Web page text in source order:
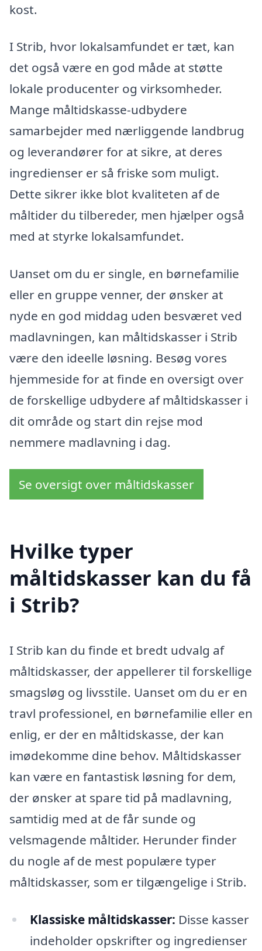
kost.
I Strib, hvor lokalsamfundet er tæt, kan
det også være en god måde at støtte
lokale producenter og virksomheder.
Mange måltidskasse-udbydere
samarbejder med nærliggende landbrug
og leverandører for at sikre, at deres
ingredienser er så friske som muligt.
Dette sikrer ikke blot kvaliteten af de
måltider du tilbereder, men hjælper også
med at styrke lokalsamfundet.
Uanset om du er single, en børnefamilie
eller en gruppe venner, der ønsker at
nyde en god middag uden besværet ved
madlavningen, kan måltidskasser i Strib
være den ideelle løsning. Besøg vores
hjemmeside for at finde en oversigt over
de forskellige udbydere af måltidskasser i
dit område og start din rejse mod
nemmere madlavning i dag.
Se oversigt over måltidskasser
Hvilke typer
måltidskasser kan du få
i Strib?
I Strib kan du finde et bredt udvalg af
måltidskasser, der appellerer til forskellige
smagsløg og livsstile. Uanset om du er en
travl professionel, en børnefamilie eller en
enlig, er der en måltidskasse, der kan
imødekomme dine behov. Måltidskasser
kan være en fantastisk løsning for dem,
der ønsker at spare tid på madlavning,
samtidig med at de får sunde og
velsmagende måltider. Herunder finder
du nogle af de mest populære typer
måltidskasser, som er tilgængelige i Strib.
Klassiske måltidskasser: Disse kasser
indeholder opskrifter og ingredienser